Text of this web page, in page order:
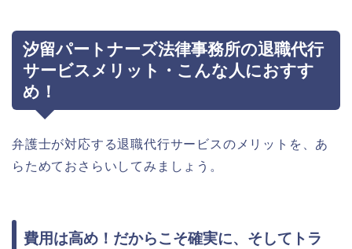
汐留パートナーズ法律事務所の退職代行
サービスメリット・こんな人におすす
め！
弁護士が対応する退職代行サービスのメリットを、あ
らためておさらいしてみましょう。
費用は高め！だからこそ確実に、そしてトラ